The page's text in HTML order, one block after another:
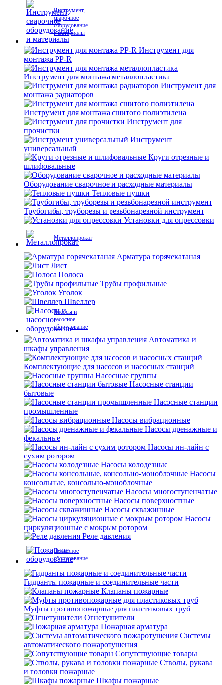
Инструмент,
сварочное
оборудование
и материалы
Инструмент для
монтажа PP-R
Инструмент для монтажа металлопластика
Инструмент для
монтажа радиаторов
Инструмент для монтажа сшитого полиэтилена
Инструмент для
прочистки
Инструмент
универсальный
Круги отрезные и
шлифовальные
Оборудование сварочное и расходные материалы
Тепловые пушки
Трубогибы, труборезы и резьбонарезной инструмент
Установки для опрессовки
Металлопрокат
Арматура горячекатаная
Лист
Полоса
Трубы профильные
Уголок
Швеллер
Насосы и
насосное
оборудование
Автоматика и
шкафы управления
Комплектующие для насосов и насосных станций
Насосные группы
Насосные станции
бытовые
Насосные станции
промышленные
Насосы вибрационные
Насосы дренажные и
фекальные
Насосы ин-лайн с
сухим ротором
Насосы колодезные
Насосы
консольные, консольно-моноблочные
Насосы многоступенчатые
Насосы поверхностные
Насосы скважинные
Насосы
циркуляционные с мокрым ротором
Реле давления
Пожарное
оборудование
Гидранты пожарные и соединительные части
Клапаны пожарные
Муфты противопожарные для пластиковых труб
Огнетушители
Пожарная арматура
Системы
автоматического пожаротушения
Сопутствующие товары
Стволы, рукава
и головки пожарные
Шкафы пожарные